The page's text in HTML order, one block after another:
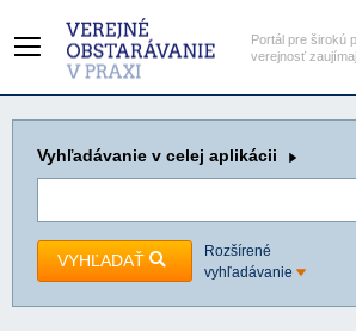
Portál pre širokú
verejnosť
Vyhľadávanie v celej aplikácii
VYHĽADAŤ
Rozšírené
vyhľadávanie